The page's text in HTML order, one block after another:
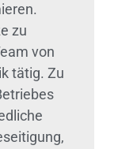
zu
von
tätig. Zu